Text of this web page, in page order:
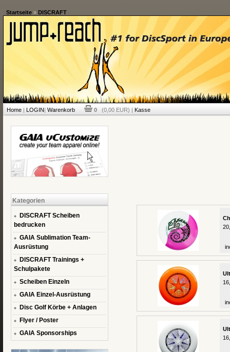
Startseite» DISCRAFT
Home| LOGIN| Warenkorb 0 (0,00 EUR) | Kasse
Kategorien
DISCRAFT Scheiben
bedrucken
GAIA Sublimation Team-
Ausrüstung
DISCRAFT Trainings +
Schulpakete
Scheiben Einzeln
GAIA Einzel-Ausrüstung
Disc Golf Körbe + Anlagen
Flyer / Poster
GAIA Sponsorships